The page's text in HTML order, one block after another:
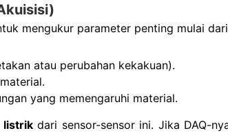
mengukur parameter penting mulai
atau perubahan kekakuan).
yang memengaruhi material.
listrikdari sensor-sensor ini. Jika DAQ-